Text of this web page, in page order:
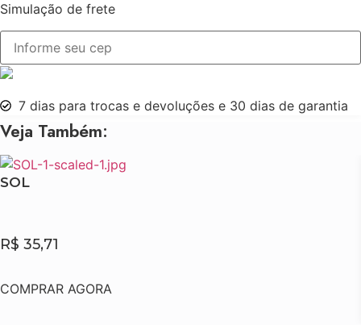
Simulação de frete
7 dias para trocas e devoluções e 30 dias de garantia
Veja Também:
SOL
R$ 35,71
COMPRAR AGORA